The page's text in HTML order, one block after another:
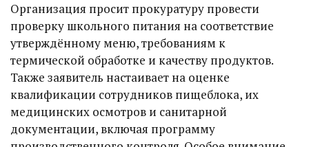
Организация просит прокуратуру провести
проверку школьного питания на соответствие
утверждённому меню, требованиям к
термической обработке и качеству продуктов.
Также заявитель настаивает на оценке
квалификации сотрудников пищеблока, их
медицинских осмотров и санитарной
документации, включая программу